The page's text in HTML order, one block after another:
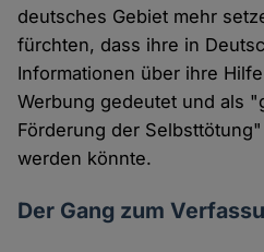
deutsches Gebiet mehr
fürchten, dass ihre in
Informationen über ihre
Werbung gedeutet und als
Förderung der
werden könnte.
Der Gang zum